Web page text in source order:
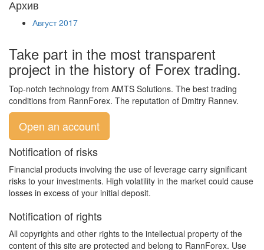
Архив
Август 2017
Take part in the most transparent
project in the history of Forex trading.
Top-notch technology from AMTS Solutions. The best trading
conditions from RannForex. The reputation of Dmitry Rannev.
Open an account
Notification of risks
Financial products involving the use of leverage carry significant
risks to your investments. High volatility in the market could cause
losses in excess of your initial deposit.
Notification of rights
All copyrights and other rights to the intellectual property of the
content of this site are protected and belong to RannForex. Use